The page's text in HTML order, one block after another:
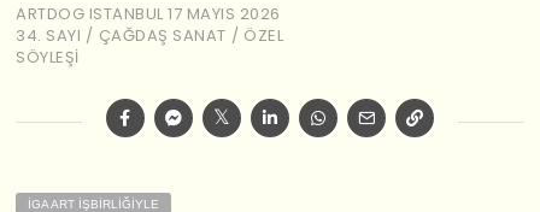
ARTDOG ISTANBUL 17 MAYIS 2026
34. SAYI / ÇAĞDAŞ SANAT / ÖZEL
SÖYLEŞI
İGA ART İŞBİRLİĞİYLE